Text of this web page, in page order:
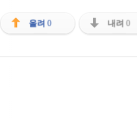
올려 0 내려 0